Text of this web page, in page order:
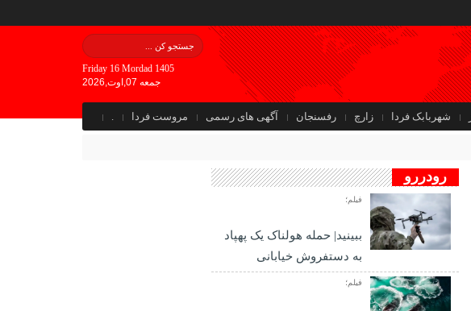
Friday 16 Mordad 1405
جمعه 07,اوت,2026
شهربابک فردا زارچ رفسنجان آگهی های رسمی مروست فردا .
رودررو
فیلم؛
ببینید| حمله هولناک یک پهپاد
به دستفروش خیابانی
فیلم؛